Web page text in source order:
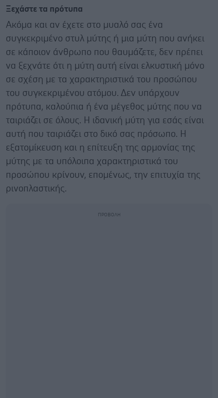
Ξεχάστε τα πρότυπα
Ακόμα και αν έχετε στο μυαλό σας ένα
συγκεκριμένο στυλ μύτης ή μια μύτη που ανήκει
σε κάποιον άνθρωπο που θαυμάζετε, δεν πρέπει
να ξεχνάτε ότι η μύτη αυτή είναι ελκυστική μόνο
σε σχέση με τα χαρακτηριστικά του προσώπου
του συγκεκριμένου ατόμου. Δεν υπάρχουν
πρότυπα, καλούπια ή ένα μέγεθος μύτης που να
ταιριάζει σε όλους. Η ιδανική μύτη για εσάς είναι
αυτή που ταιριάζει στο δικό σας πρόσωπο. Η
εξατομίκευση και η επίτευξη της αρμονίας της
μύτης με τα υπόλοιπα χαρακτηριστικά του
προσώπου κρίνουν, επομένως, την επιτυχία της
ρινοπλαστικής.